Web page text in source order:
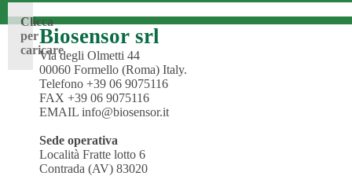
Clicca
per
caricare
Biosensor srl
Via degli Olmetti 44
00060 Formello (Roma) Italy.
Telefono +39 06 9075116
FAX +39 06 9075116
EMAIL info@biosensor.it
Sede operativa
Località Fratte lotto 6
Contrada (AV) 83020